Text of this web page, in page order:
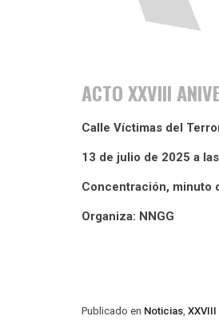
ACTO XXVIII
Calle Víctimas del
13 de julio de 2025 a
Concentración, minuto
Organiza: NNGG
Publicado en Noticias,